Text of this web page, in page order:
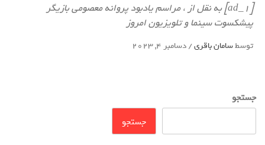
[ad_1] به نقل از ، مراسم یادبود پروانه معصومی بازیگر
پیشکسوت سینما و تلویزیون امروز
توسطسامان باقری/دسامبر 4, 2023
جستجو
جستجو